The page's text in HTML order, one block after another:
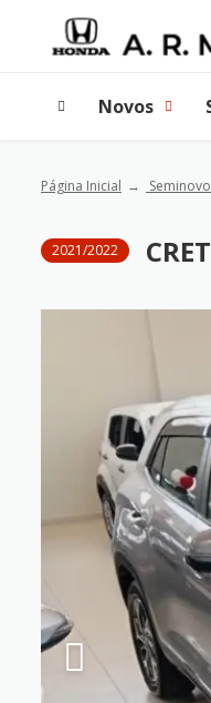
Novos
Página Inicial
2021/2022